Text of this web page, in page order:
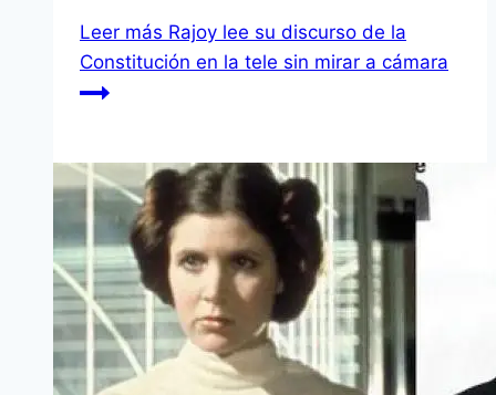
Leer más Rajoy lee su discurso de la
Constitución en la tele sin mirar a cámara